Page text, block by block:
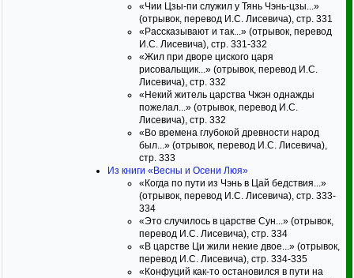
«Чии Цзы-пи служил у Тянь Чэнь-цзы...»
(отрывок, перевод И.С. Лисевича), стр. 331
«Рассказывают и так...» (отрывок, перевод
И.С. Лисевича), стр. 331-332
«Жил при дворе циского царя
рисовальщик...» (отрывок, перевод И.С.
Лисевича), стр. 332
«Некий житель царства Чжэн однажды
пожелал...» (отрывок, перевод И.С.
Лисевича), стр. 332
«Во времена глубокой древности народ
был...» (отрывок, перевод И.С. Лисевича),
стр. 333
Из книги «Весны и Осени Люя»
«Когда по пути из Чэнь в Цай бедствия...»
(отрывок, перевод И.С. Лисевича), стр. 333-
334
«Это случилось в царстве Сун...» (отрывок,
перевод И.С. Лисевича), стр. 334
«В царстве Ци жили некие двое...» (отрывок,
перевод И.С. Лисевича), стр. 334-335
«Конфуций как-то остановился в пути на